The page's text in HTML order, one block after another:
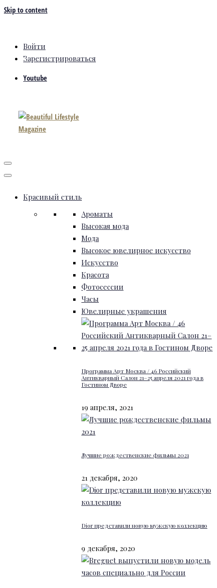
Skip to content
Войти
Зарегистрироваться
Youtube
Красивый стиль
Ароматы
Высокая мода
Мода
Высокое ювелирное искусство
Искусство
Красота
Фотосессии
Часы
Ювелирные украшения
Программа Арт Москва / 46 Российский
Антикварный Салон 21–25 апреля 2021 года в
Гостином Дворе
19 апреля, 2021
Лучшие рождественские фильмы 2021
21 декабря, 2020
Dior представили новую мужскую коллекцию
9 декабря, 2020